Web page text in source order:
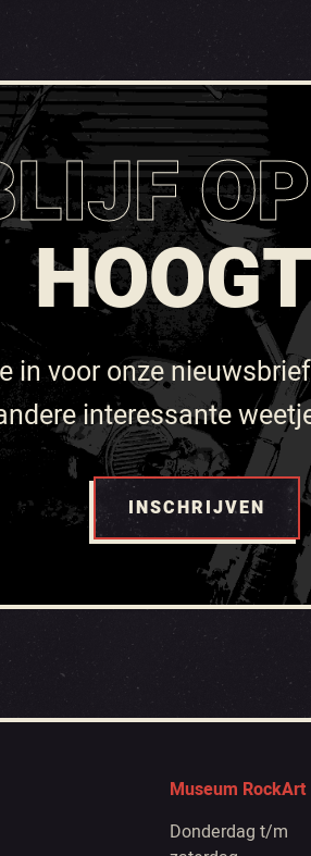
in voor onze
interessante
INSCHRIJVEN
Museum RockArt
Donderdag t/m